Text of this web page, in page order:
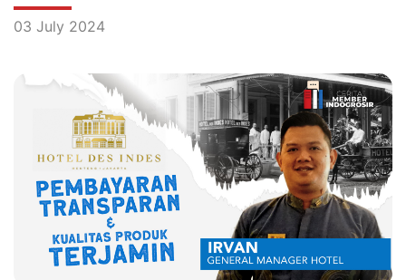
03 July 2024